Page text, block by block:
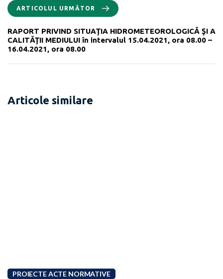
ARTICOLUL URMĂTOR
RAPORT PRIVIND SITUAŢIA HIDROMETEOROLOGICĂ ŞI A
CALITĂŢII MEDIULUI în intervalul 15.04.2021, ora 08.00 –
16.04.2021, ora 08.00
Articole similare
PROIECTE ACTE NORMATIVE